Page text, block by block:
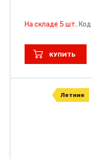
На складе 5 шт.
КУПИТЬ
Летние